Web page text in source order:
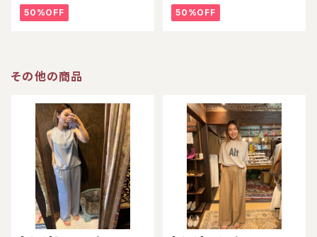
50%OFF 50%OFF
その他の商品